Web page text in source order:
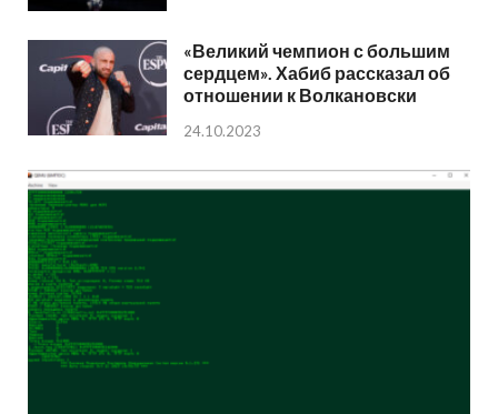
«Великий чемпион с большим
сердцем». Хабиб рассказал об
отношении к Волкановски
24.10.2023